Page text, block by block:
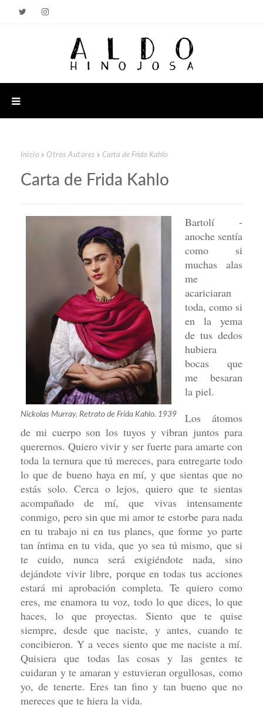
Inicio Otros Autores Carta de Frida Kahlo
Carta de Frida Kahlo
Nickolas Murray. Retrato de Frida Kahlo. 1939
Bartolí -
anoche sentía
como si
muchas alas
me
acariciaran
toda, como si
en la yema
de tus dedos
hubiera
bocas que
me besaran
la piel.
Los átomos
de mi cuerpo son los tuyos y vibran juntos para
querernos. Quiero vivir y ser fuerte para amarte con
toda la ternura que tú mereces, para entregarte todo
lo que de bueno haya en mí, y que sientas que no
estás solo. Cerca o lejos, quiero que te sientas
acompañado de mí, que vivas intensamente
conmigo, pero sin que mi amor te estorbe para nada
en tu trabajo ni en tus planes, que forme yo parte
tan íntima en tu vida, que yo sea tú mismo, que si
te cuido, nunca será exigiéndote nada, sino
dejándote vivir libre, porque en todas tus acciones
estará mi aprobación completa. Te quiero como
eres, me enamora tu voz, todo lo que dices, lo que
haces, lo que proyectas. Siento que te quise
siempre, desde que naciste, y antes, cuando te
concibieron. Y a veces siento que me naciste a mí.
Quisiera que todas las cosas y las gentes te
cuidaran y te amaran y estuvieran orgullosas, como
yo, de tenerte. Eres tan fino y tan bueno que no
mereces que te hiera la vida.